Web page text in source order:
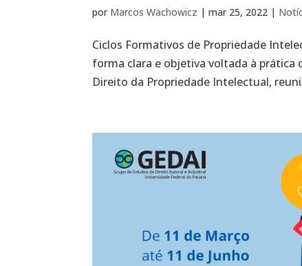
por Marcos Wachowicz |mar 25, 2022 |
Ciclos Formativos de Propriedade
forma clara e objetiva voltada à prática
Direito da Propriedade Intelectual,